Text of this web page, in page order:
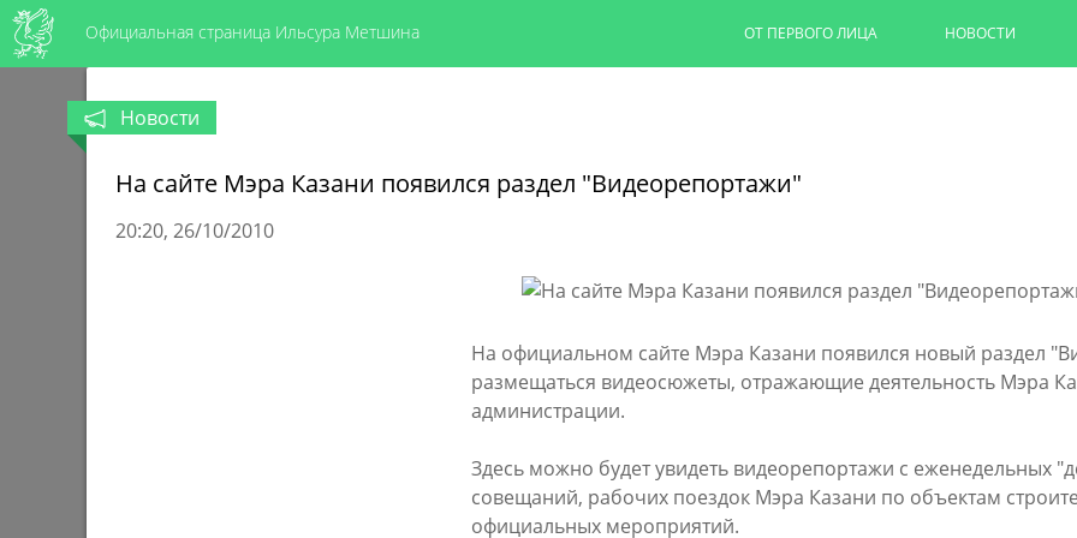
Официальная страница Ильсура Метшина ОТ ПЕРВОГО ЛИЦА НОВОСТИ
Капремонт казанских
Ильсур Метшин провел выездное
Новости
На сайте Мэра Казани появился раздел "Видеорепортажи"
20:20 26/10/2010
На официальном сайте Мэра Казани появился новый раздел
размещаться видеосюжеты, отражающие деятельность Мэра
администрации.
Здесь можно будет увидеть видеорепортажи с еженедельных
совещаний, рабочих поездок Мэра Казани по объектам
официальных мероприятий.